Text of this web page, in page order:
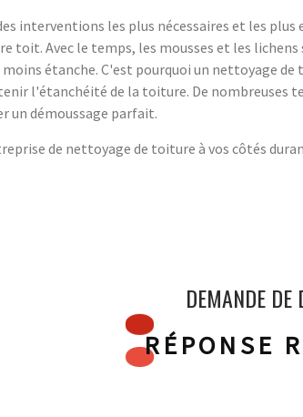
interventions les plus nécessaires et les plus
toit. Avec le temps, les mousses et les
étanche. C'est pourquoi un nettoyage
l'étanchéité de la toiture. De nombreuses
un démoussage parfait.
de nettoyage de toiture à vos côtés
DEMANDE DE
RÉPONSE